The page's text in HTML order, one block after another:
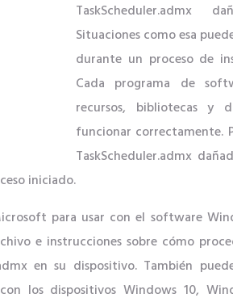
TaskScheduler.admx
Situaciones como esa
durante un proceso de
Cada programa de
recursos, bibliotecas y
funcionar correctamente.
TaskScheduler.admx
iniciado.
para usar con el software
e instrucciones sobre cómo
en su dispositivo. También
los dispositivos Windows 10,